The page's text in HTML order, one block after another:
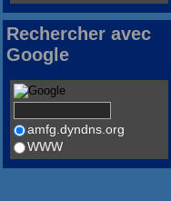
Rechercher avec
Google
amfg.dyndns.org
WWW